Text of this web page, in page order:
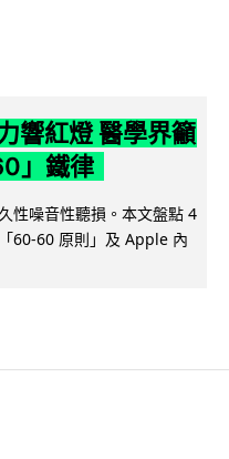
響紅燈 醫學界籲
」鐵律
性噪音性聽損。本文盤點 4
60-60 原則」及 Apple 內